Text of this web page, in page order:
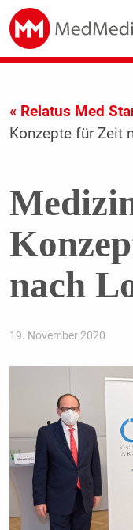
« Relatus Med
Konzepte für Zeit
nach
19. November 2020